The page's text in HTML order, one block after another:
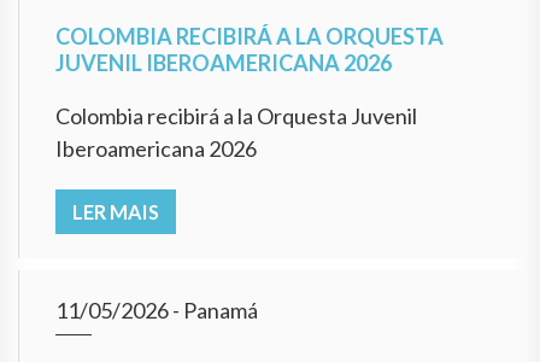
COLOMBIA RECIBIRÁ A LA ORQUESTA
JUVENIL IBEROAMERICANA 2026
Colombia recibirá a la Orquesta Juvenil
Iberoamericana 2026
LER MAIS
11/05/2026- Panamá